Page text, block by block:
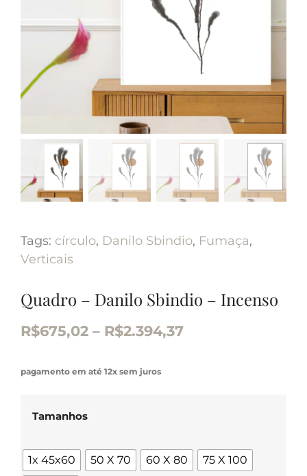
Tags: círculo, Danilo Sbindio, Fumaça,
Verticais
Quadro – Danilo Sbindio – Incenso
R$675,02 – R$2.394,37
pagamento em até 12x sem juros
Tamanhos
1x 45x60 50 X 70 60 X 80
75 X 100